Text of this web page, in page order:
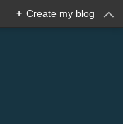
+ Create my blog